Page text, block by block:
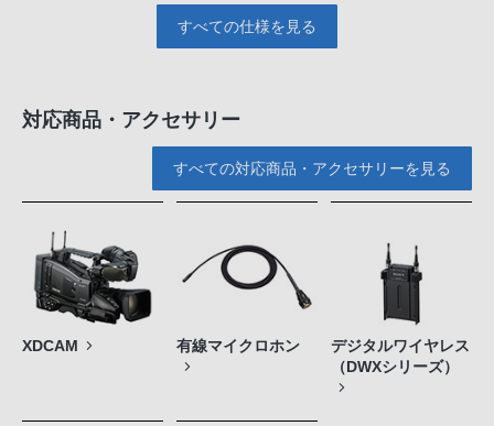
すべての仕様を見る
対応商品・アクセサリー
すべての対応商品・アクセサリーを見る
XDCAM 有線マイクロホン
デジタルワイヤレス
（DWXシリーズ）